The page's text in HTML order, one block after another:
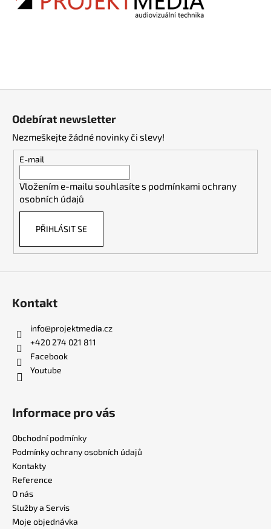
Odebírat newsletter
Nezmeškejte žádné novinky či slevy!
E-mail
Vložením e-mailu souhlasíte s podmínkami ochrany
osobních údajů
PŘIHLÁSIT SE
Kontakt
info@projektmedia.cz
+420 274 021 811
Facebook
Youtube
Informace pro vás
Obchodní podmínky
Podmínky ochrany osobních údajů
Kontakty
Reference
O nás
Služby a Servis
Moje objednávka